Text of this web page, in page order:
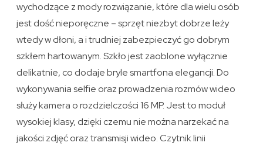
wychodzące z mody rozwiązanie, które dla wielu osób
jest dość nieporęczne – sprzęt niezbyt dobrze leży
wtedy w dłoni, a i trudniej zabezpieczyć go dobrym
szkłem hartowanym. Szkło jest zaoblone wyłącznie
delikatnie, co dodaje bryle smartfona elegancji. Do
wykonywania selfie oraz prowadzenia rozmów wideo
służy kamera o rozdzielczości 16 MP. Jest to moduł
wysokiej klasy, dzięki czemu nie można narzekać na
jakości zdjęć oraz transmisji wideo. Czytnik linii